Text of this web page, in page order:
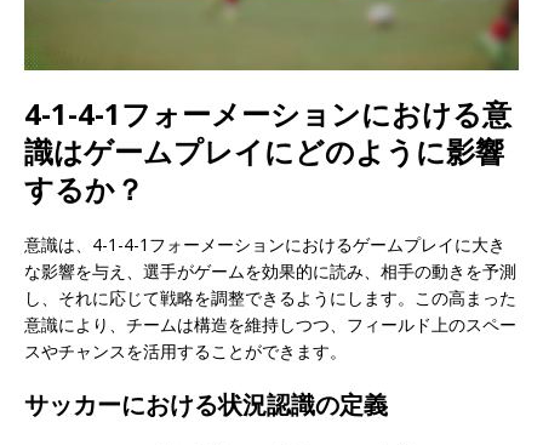
4-1-4-1フォーメーションにおける意
識はゲームプレイにどのように影響
するか？
意識は、4-1-4-1フォーメーションにおけるゲームプレイに大き
な影響を与え、選手がゲームを効果的に読み、相手の動きを予測
し、それに応じて戦略を調整できるようにします。この高まった
意識により、チームは構造を維持しつつ、フィールド上のスペー
スやチャンスを活用することができます。
サッカーにおける状況認識の定義